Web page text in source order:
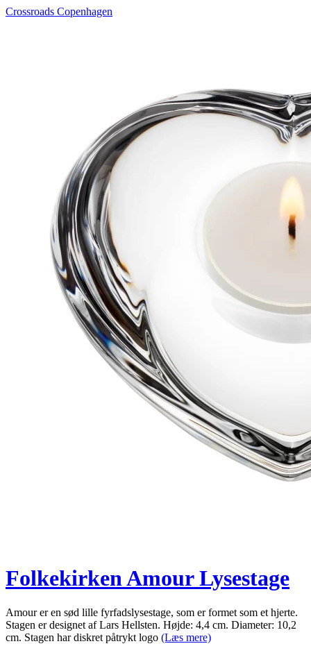
Crossroads Copenhagen
Folkekirken Amour Lysestage
Amour er en sød lille fyrfadslysestage, som er formet som et hjerte.
Stagen er designet af Lars Hellsten. Højde: 4,4 cm. Diameter: 10,2
cm. Stagen har diskret påtrykt logo (Læs mere)